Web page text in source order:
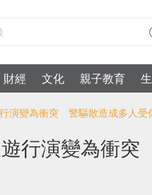
財經 文化 親子教育
演變為衝突 警驅散造成多人受
行演變為衝